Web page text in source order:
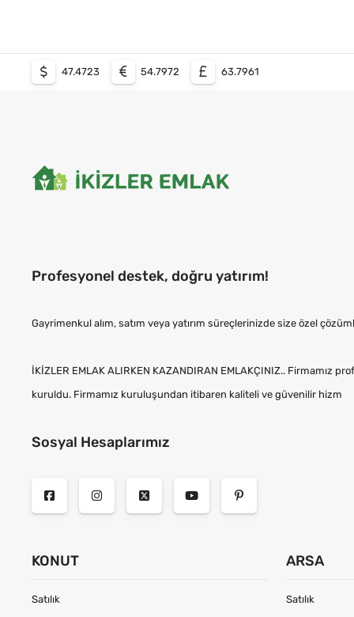
47.4723 54.7972 63.7961
Profesyonel destek, doğru yatırım!
Gayrimenkul alım, satım veya yatırım süreçlerinizde size özel
İKİZLER EMLAK ALIRKEN KAZANDIRAN EMLAKÇINIZ.. Firmamız
kuruldu. Firmamız kuruluşundan itibaren kaliteli ve güvenilir hizm
Sosyal Hesaplarımız
KONUT
Satılık
ARSA
Satılık